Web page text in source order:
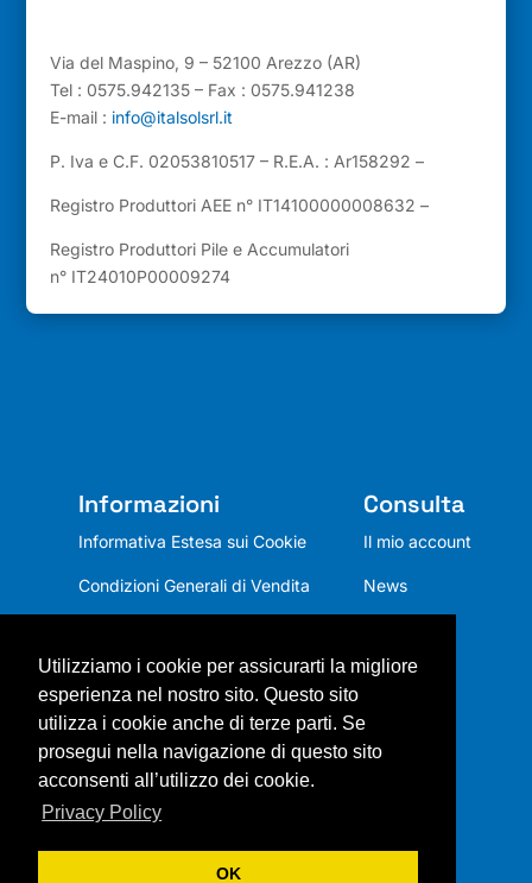
Utilizziamo i cookie per assicurarti la migliore
esperienza nel nostro sito. Questo sito
utilizza i cookie anche di terze parti. Se
prosegui nella navigazione di questo sito
acconsenti all’utilizzo dei cookie.
Privacy Policy
OK
Via del Maspino, 9 – 52100 Arezzo (AR)
Tel : 0575.942135 – Fax : 0575.941238
E-mail : info@italsolsrl.it
P. Iva e C.F. 02053810517 – R.E.A. : Ar158292 –
Registro Produttori AEE n° IT14100000008632 –
Registro Produttori Pile e Accumulatori
n° IT24010P00009274
Informazioni
Informativa Estesa sui Cookie
Condizioni Generali di Vendita
Chi siamo
Mission
Contatti
Consulta
Il mio account
News